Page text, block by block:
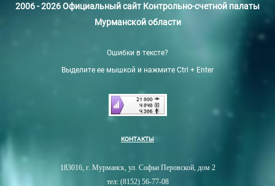
2006 - 2026 Официальный сайт Контрольно-счетной палаты
Мурманской области
Ошибки в тексте?
Выделите ее мышкой и нажмите Ctrl + Enter
КОНТАКТЫ
183016, г. Мурманск, ул. Софьи Перовской, дом 2
тел: (8152) 56-77-08